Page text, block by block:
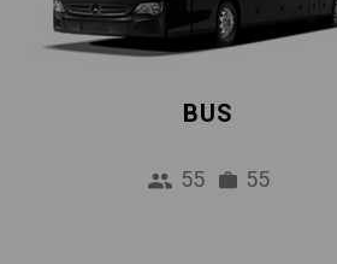
BUS
55 55